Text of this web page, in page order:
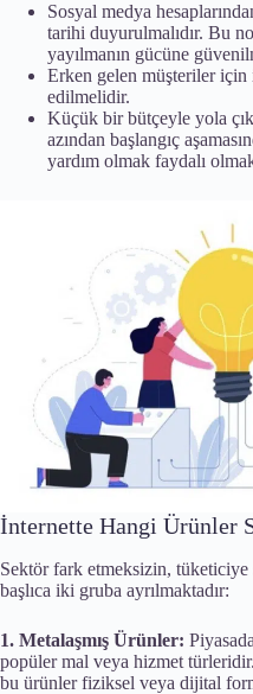
Sosyal medya
tarihi duyurulmalıdır. Bu
yayılmanın gücüne
Erken gelen müşteriler
edilmelidir.
Küçük bir bütçeyle yola
azından başlangıç
yardım olmak faydalı
İnternette Hangi Ürünler
Sektör fark etmeksizin,
başlıca iki gruba ayrılmaktadır:
1. Metalaşmış Ürünler:
popüler mal veya hizmet
bu ürünler fiziksel veya dijital